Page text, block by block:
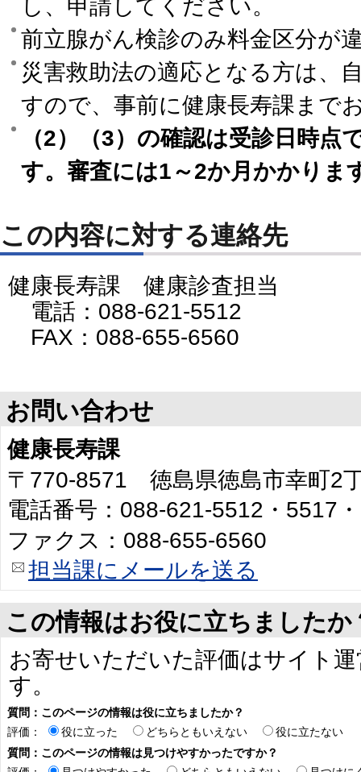
し、申請してください。
前立腺がん検診のみ料金区分が
災害救助法の適応となる方は、
すので、事前に健康長寿課まで
（2）（3）の確認は受診日時点
す。審査には1～2か月かかりま
この内容に対する連絡先
健康長寿課 健康診査担当
電話：088-621-5512
FAX：088-655-6560
お問い合わせ
健康長寿課
〒770-8571 徳島県徳島市幸町2
電話番号：088-621-5512・5517
ファクス：088-655-6560
担当課にメールを送る
この情報はお役に立ちましたか
お寄せいただいた評価はサイト
す。
質問：このページの情報は役に立ちましたか？
評価：
役に立った どちらともいえない
役に立たない
質問：このページの情報は見つけやすかったですか？